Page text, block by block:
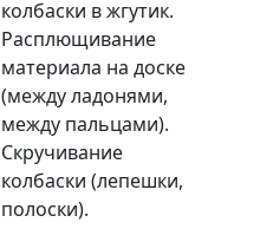
колбаски в жгутик.
Расплющивание
материала на доске
(между ладонями,
между пальцами).
Скручивание
колбаски (лепешки,
полоски).